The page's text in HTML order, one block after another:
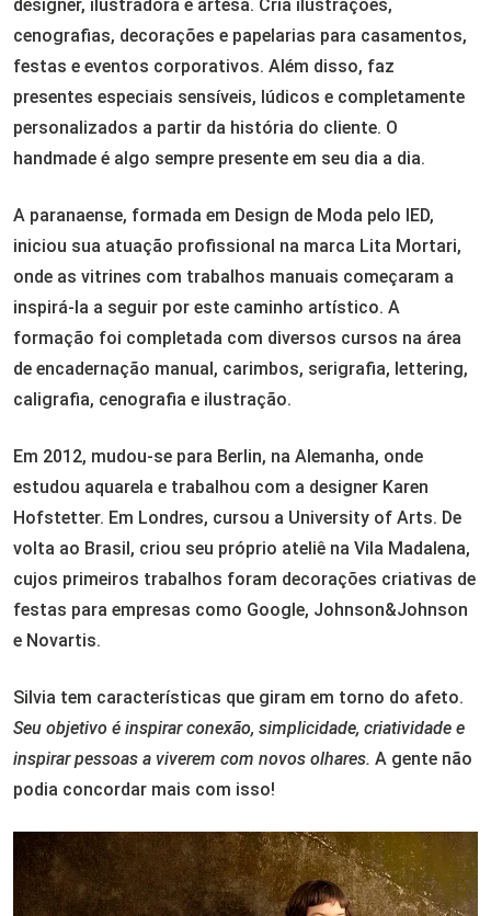
designer, ilustradora e artesã. Cria ilustrações,
cenografias, decorações e papelarias para casamentos,
festas e eventos corporativos. Além disso, faz
presentes especiais sensíveis, lúdicos e completamente
personalizados a partir da história do cliente. O
handmade é algo sempre presente em seu dia a dia.
A paranaense, formada em Design de Moda pelo IED,
iniciou sua atuação profissional na marca Lita Mortari,
onde as vitrines com trabalhos manuais começaram a
inspirá-la a seguir por este caminho artístico. A
formação foi completada com diversos cursos na área
de encadernação manual, carimbos, serigrafia, lettering,
caligrafia, cenografia e ilustração.
Em 2012, mudou-se para Berlin, na Alemanha, onde
estudou aquarela e trabalhou com a designer Karen
Hofstetter. Em Londres, cursou a University of Arts. De
volta ao Brasil, criou seu próprio ateliê na Vila Madalena,
cujos primeiros trabalhos foram decorações criativas de
festas para empresas como Google, Johnson&Johnson
e Novartis.
Silvia tem características que giram em torno do afeto.
Seu objetivo é inspirar conexão, simplicidade, criatividade e
inspirar pessoas a viverem com novos olhares. A gente não
podia concordar mais com isso!